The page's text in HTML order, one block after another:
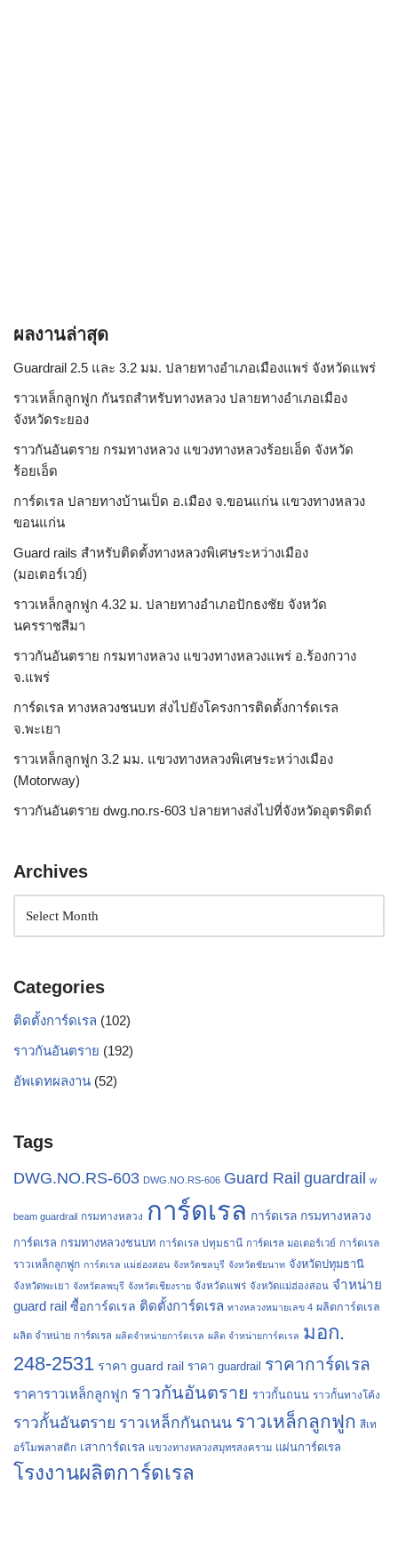
ผลงานล่าสุด
Guardrail 2.5 และ 3.2 มม. ปลายทางอำเภอเมืองแพร่ จังหวัดแพร่
ราวเหล็กลูกฟูก กันรถสําหรับทางหลวง ปลายทางอำเภอเมือง
จังหวัดระยอง
ราวกันอันตราย กรมทางหลวง แขวงทางหลวงร้อยเอ็ด จังหวัด
ร้อยเอ็ด
การ์ดเรล ปลายทางบ้านเป็ด อ.เมือง จ.ขอนแก่น แขวงทางหลวง
ขอนแก่น
Guard rails สำหรับติดตั้งทางหลวงพิเศษระหว่างเมือง
(มอเตอร์เวย์)
ราวเหล็กลูกฟูก 4.32 ม. ปลายทางอำเภอปักธงชัย จังหวัด
นครราชสีมา
ราวกันอันตราย กรมทางหลวง แขวงทางหลวงแพร่ อ.ร้องกวาง
จ.แพร่
การ์ดเรล ทางหลวงชนบท ส่งไปยังโครงการติดตั้งการ์ดเรล
จ.พะเยา
ราวเหล็กลูกฟูก 3.2 มม. แขวงทางหลวงพิเศษระหว่างเมือง
(Motorway)
ราวกันอันตราย dwg.no.rs-603 ปลายทางส่งไปที่จังหวัดอุตรดิตถ์
Archives
Categories
ติดตั้งการ์ดเรล (102)
ราวกันอันตราย (192)
อัพเดทผลงาน (52)
Tags
DWG.NO.RS-603 DWG.NO.RS-606 Guard Rail guardrail w
beam guardrail กรมทางหลวง การ์ดเรล การ์ดเรล กรมทางหลวง
การ์ดเรล กรมทางหลวงชนบท การ์ดเรล ปทุมธานี การ์ดเรล มอเตอร์เวย์ การ์ดเรล
ราวเหล็กลูกฟูก การ์ดเรล แม่ฮ่องสอน จังหวัดชลบุรี จังหวัดชัยนาท จังหวัดปทุมธานี
จังหวัดพะเยา จังหวัดลพบุรี จังหวัดเชียงราย จังหวัดแพร่ จังหวัดแม่ฮ่องสอน จำหน่าย
guard rail ซื้อการ์ดเรล ติดตั้งการ์ดเรล ทางหลวงหมายเลข 4 ผลิตการ์ดเรล
ผลิต จำหน่าย การ์ดเรล ผลิตจำหน่ายการ์ดเรล ผลิต จำหน่ายการ์ดเรล มอก.
248-2531 ราคา guard rail ราคา guardrail ราคาการ์ดเรล
ราคาราวเหล็กลูกฟูก ราวกันอันตราย ราวกั้นถนน ราวกั้นทางโค้ง
ราวกั้นอันตราย ราวเหล็กกันถนน ราวเหล็กลูกฟูก สีเท
อร์โมพลาสติก เสาการ์ดเรล แขวงทางหลวงสมุทรสงคราม แผ่นการ์ดเรล
โรงงานผลิตการ์ดเรล